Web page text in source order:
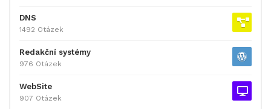
DNS
1492 Otázek
Redakční systémy
976 Otázek
WebSite
907 Otázek